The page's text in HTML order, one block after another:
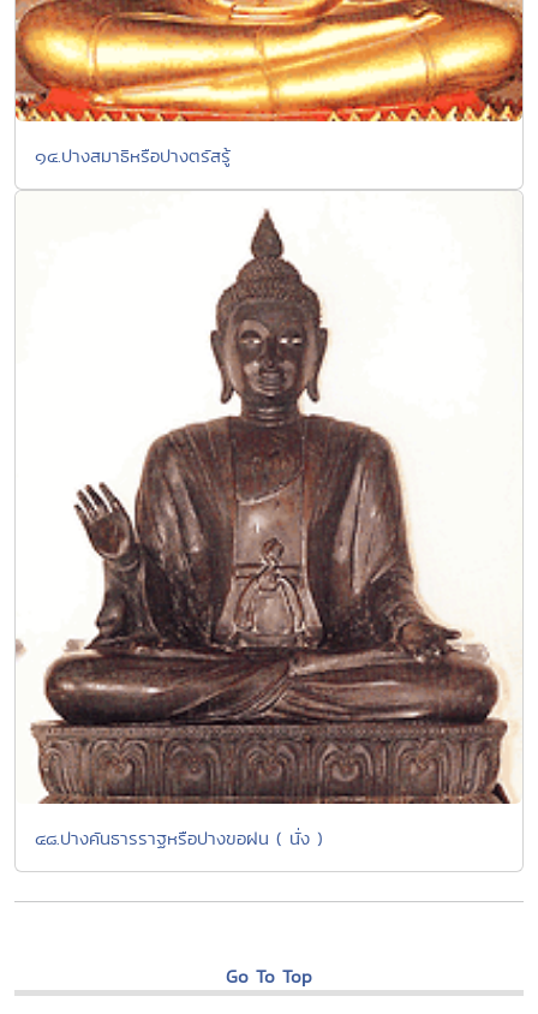
๑๔.ปางสมาธิหรือปางตรัสรู้
๔๘.ปางคันธารราฐหรือปางขอฝน ( นั่ง )
Go To Top